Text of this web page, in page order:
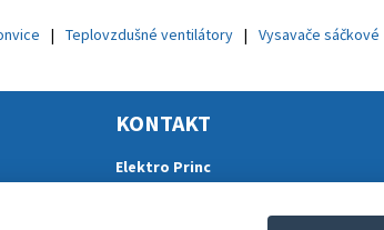
Teplovzdušné ventilátory Vysavače sáčkové
KONTAKT
Elektro Princ